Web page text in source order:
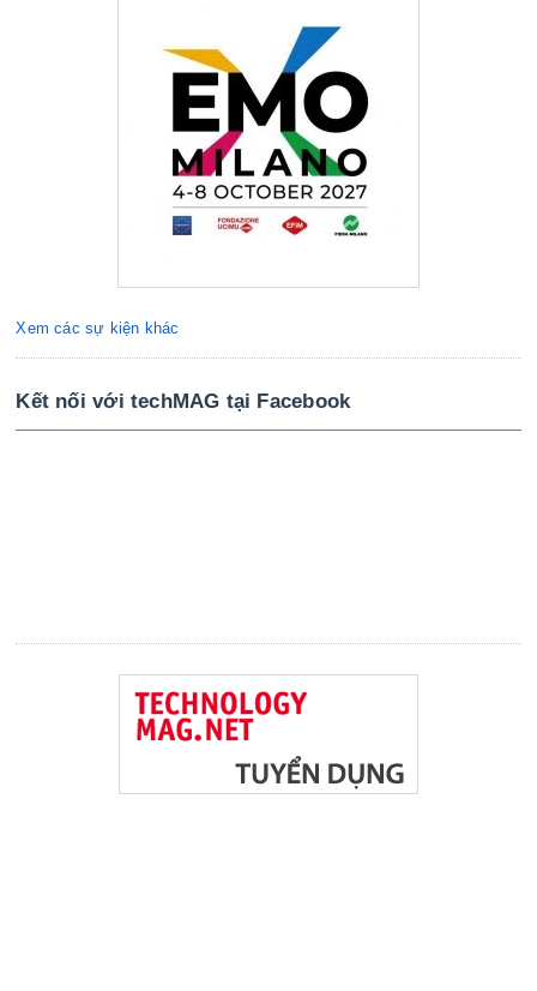
Xem các sự kiện khác
Kết nối với techMAG tại Facebook